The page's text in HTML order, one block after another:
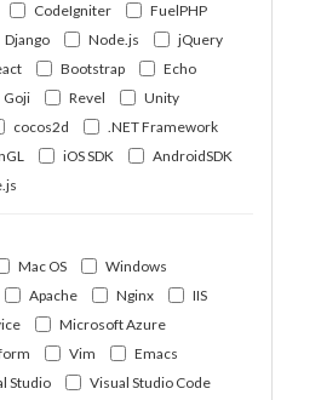
CodeIgniter
FuelPHP
Django Node.js
jQuery
Bootstrap
Echo
Goji Revel
Unity
cocos2d
.NET Framework
iOS SDK
AndroidSDK
Mac OS
Windows
Apache Nginx
IIS
Microsoft Azure
Vim
Emacs
Studio
Visual Studio Code